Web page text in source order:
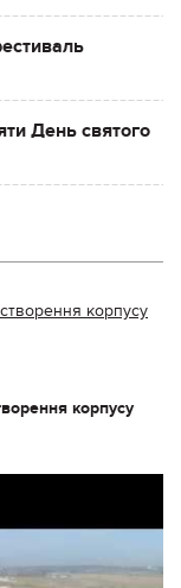
День святого
корпусу